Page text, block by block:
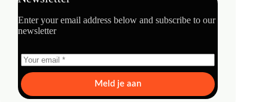
Enter your email address below and subscribe to our
newsletter
Meld je aan